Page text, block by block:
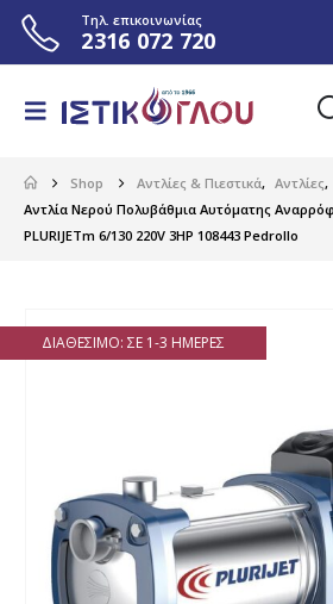
Τηλ. επικοινωνίας
2316 072 720
Shop Αντλίες & Πιεστικά, Αντλίες,
Αντλία Νερού Πολυβάθμια Αυτόματης
PLURIJETm 6/130 220V 3HP 108443 Pedrollo
ΔΙΑΘΈΣΙΜΟ: ΣΕ 1-3 ΗΜΈΡΕΣ